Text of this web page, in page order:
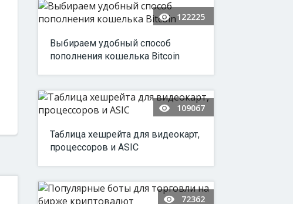
122225
Выбираем удобный способ
пополнения кошелька Bitcoin
109067
Таблица хешрейта для видеокарт,
процессоров и ASIC
72362